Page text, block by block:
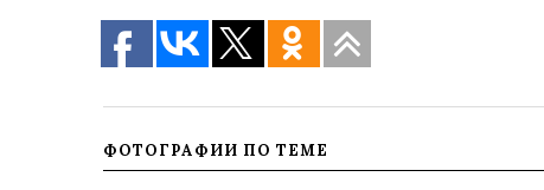
ФОТОГРАФИИ ПО ТЕМЕ